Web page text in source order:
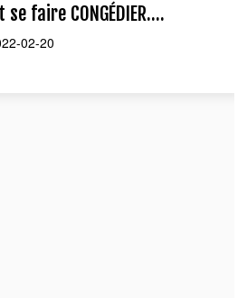
faire CONGÉDIER....
02-20